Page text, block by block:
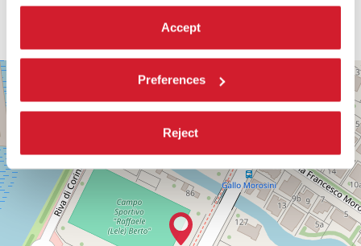
Accept
Preferences
Reject
PALABIENNALE
VIA
SANDRO
86
30126
LIDO
DI
VENEZIA
TEL.
0415218711
info@labiennale.org
−